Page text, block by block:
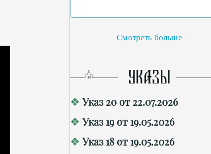
Смотреть больше
УКАЗЫ
Указ 20 от 22.07.2026
Указ 19 от 19.05.2026
Указ 18 от 19.05.2026